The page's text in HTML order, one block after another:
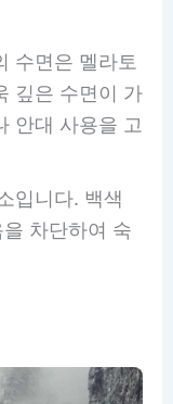
수면은 멜라토
깊은 수면이 가
안대 사용을 고
입니다. 백색
차단하여 숙